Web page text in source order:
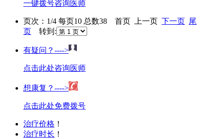
一键拨号咨询医师
页次：1/4 每页10 总数38 首页 上一页 下一页 尾
页 转到:
有疑问？---->
点击此处咨询医师
想康复？---->
点击此处免费拨号
治疗价格 ！
治疗时长 ！